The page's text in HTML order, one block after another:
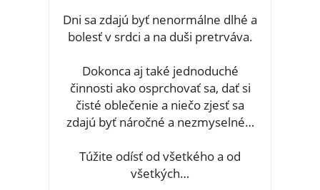
Dni sa zdajú byť nenormálne dlhé a
bolesť v srdci a na duši pretrváva.
Dokonca aj také jednoduché
činnosti ako osprchovať sa, dať si
čisté oblečenie a niečo zjesť sa
zdajú byť náročné a nezmyselné…
Túžite odísť od všetkého a od
všetkých…